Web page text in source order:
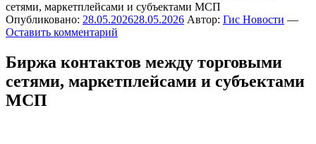
сетями, маркетплейсами и субъектами МСП
Опубликовано: 28.05.202628.05.2026 Автор: Гис Новости —
Оставить комментарий
Биржа контактов между торговыми
сетями, маркетплейсами и субъектами
МСП